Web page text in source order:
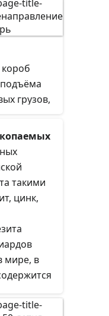
грузов,
для
угля,
и
шихты в
такими
цинк,
мире, в